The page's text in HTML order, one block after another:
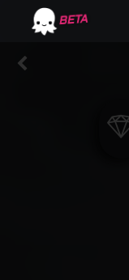
BETA